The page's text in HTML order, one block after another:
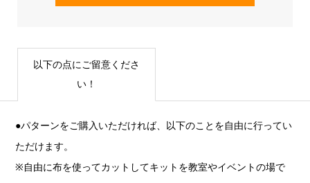
以下の点にご留意くださ
い！
●パターンをご購入いただければ、以下のことを自由に行ってい
ただけます。
※自由に布を使ってカットしてキットを教室やイベントの場で